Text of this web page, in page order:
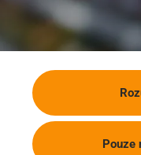
Pouze